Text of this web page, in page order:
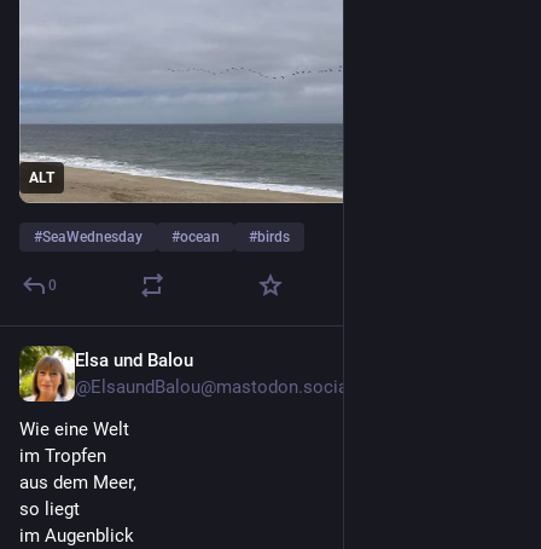
ALT
#SeaWednesday #ocean #birds
0
Elsa und Balou
@ElsaundBalou@mastodon.social
Wie eine Welt
im Tropfen
aus dem Meer,
so liegt
im Augenblick